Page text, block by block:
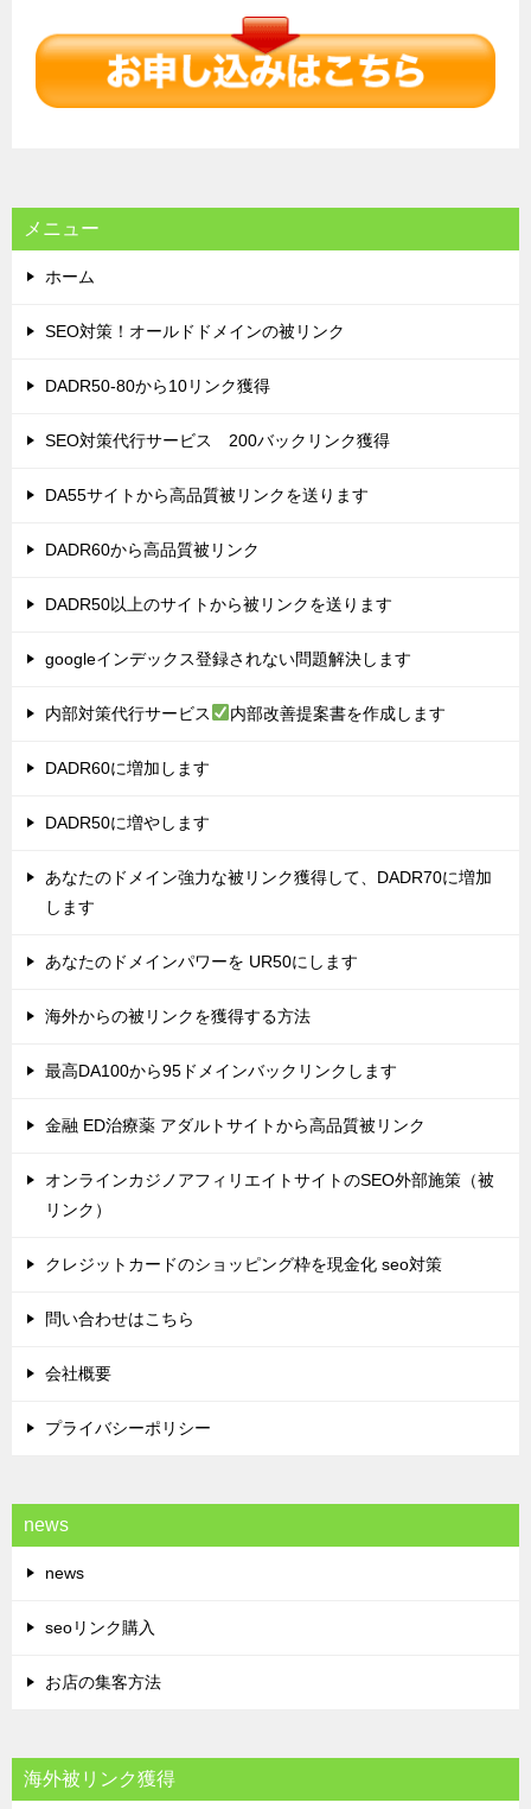
メニュー
ホーム
SEO対策！オールドドメインの被リンク
DADR50-80から10リンク獲得
SEO対策代行サービス 200バックリンク獲得
DA55サイトから高品質被リンクを送ります
DADR60から高品質被リンク
DADR50以上のサイトから被リンクを送ります
googleインデックス登録されない問題解決します
内部対策代行サービス 内部改善提案書を作成します
DADR60に増加します
DADR50に増やします
あなたのドメイン強力な被リンク獲得して、DADR70に増加
します
あなたのドメインパワーを UR50にします
海外からの被リンクを獲得する方法
最高DA100から95ドメインバックリンクします
金融 ED治療薬 アダルトサイトから高品質被リンク
オンラインカジノアフィリエイトサイトのSEO外部施策（被
リンク）
クレジットカードのショッピング枠を現金化 seo対策
問い合わせはこちら
会社概要
プライバシーポリシー
news
news
seoリンク購入
お店の集客方法
海外被リンク獲得